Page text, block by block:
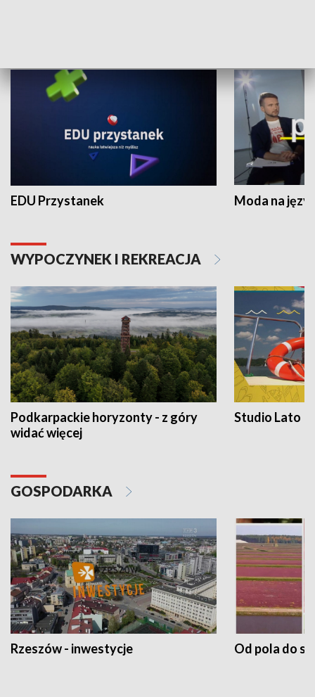
EDU Przystanek Moda na
WYPOCZYNEK I REKREACJA
Podkarpackie horyzonty - z góry
widać więcej
Studio Lato
GOSPODARKA
Rzeszów - inwestycje Od pola do